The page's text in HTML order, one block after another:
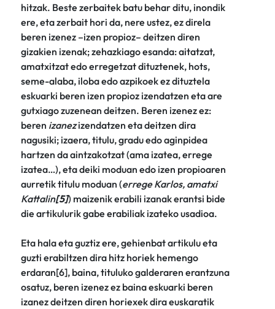
hitzak. Beste zerbaitek batu behar ditu, inondik
ere, eta zerbait hori da, nere ustez, ez direla
beren izenez –izen propioz– deitzen diren
gizakien izenak; zehazkiago esanda: aitatzat,
amatxitzat edo erregetzat dituztenek, hots,
seme-alaba, iloba edo azpikoek ez dituztela
eskuarki beren izen propioz izendatzen eta are
gutxiago zuzenean deitzen. Beren izenez ez:
beren izanezizendatzen eta deitzen dira
nagusiki; izaera, titulu, gradu edo aginpidea
hartzen da aintzakotzat (ama izatea, errege
izatea…), eta deiki moduan edo izen propioaren
aurretik titulu moduan (errege Karlos, amatxi
Kattalin[5]) maizenik erabili izanak erantsi bide
die artikulurik gabe erabiliak izateko usadioa.
Eta hala eta guztiz ere, gehienbat artikulu eta
guzti erabiltzen dira hitz horiek hemengo
erdaran[6], baina, tituluko galderaren erantzuna
osatuz, beren izenez ez baina eskuarki beren
izanez deitzen diren horiexek dira euskaratik